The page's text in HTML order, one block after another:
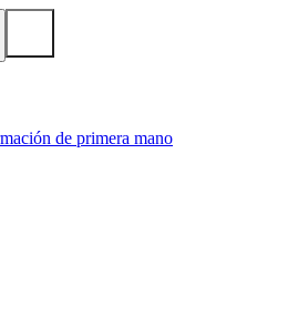
de primera mano